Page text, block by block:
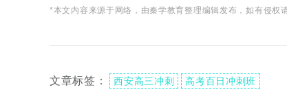
*本文内容来源于网络，由秦学教育整理编辑发布，如有侵权
文章标签： 西安高三冲刺 高考百日冲刺班